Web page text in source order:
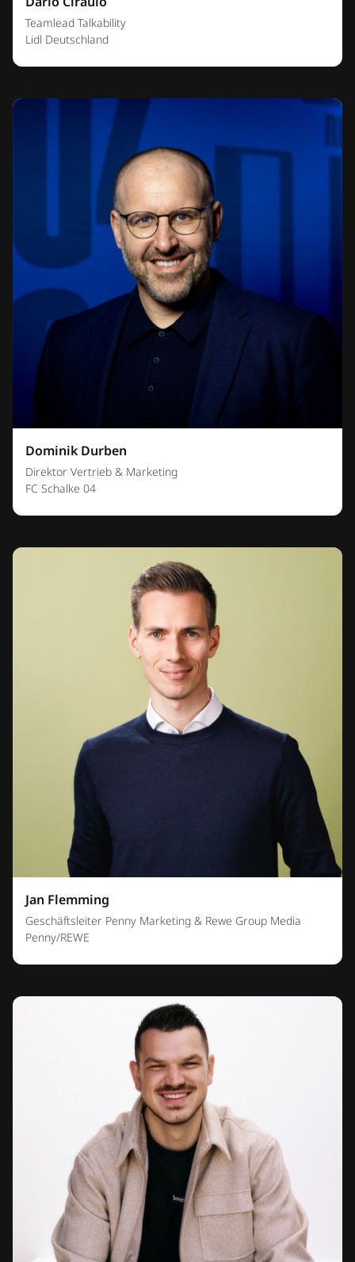
Teamlead Talkability
Lidl Deutschland
Dominik Durben
Direktor Vertrieb & Marketing
FC Schalke 04
Jan Flemming
Geschäftsleiter Penny Marketing & Rewe Group Media
Penny/REWE